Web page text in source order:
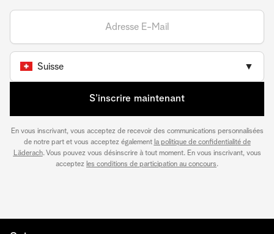
Suisse ▼
S’inscrire maintenant
En vous inscrivant, vous acceptez de recevoir des communications personnalisées
de notre part et vous acceptez également la politique de confidentialité de
Läderach. Vous pouvez vous désinscrire à tout moment. En vous inscrivant, vous
acceptez les conditions de participation au concours.